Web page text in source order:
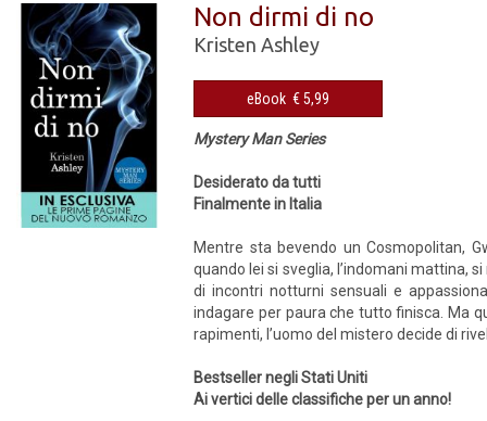
Non dirmi di no
Kristen Ashley
eBook € 5,99
Mystery Man Series
Desiderato da tutti
Finalmente in Italia
Mentre sta bevendo un Cosmopolitan,
quando lei si sveglia, l’indomani mattina,
di incontri notturni sensuali e
indagare per paura che tutto finisca. Ma
rapimenti, l’uomo del mistero decide di
Bestseller negli Stati Uniti
Ai vertici delle classifiche per un anno!